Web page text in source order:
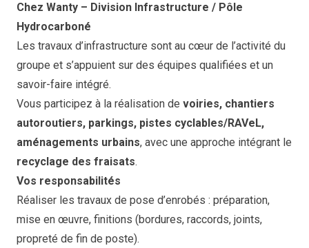
Chez Wanty – Division Infrastructure / Pôle
Hydrocarboné
Les travaux d’infrastructure sont au cœur de l’activité du
groupe et s’appuient sur des équipes qualifiées et un
savoir-faire intégré.
Vous participez à la réalisation de voiries, chantiers
autoroutiers, parkings, pistes cyclables/RAVeL,
aménagements urbains, avec une approche intégrant le
recyclage des fraisats.
Vos responsabilités
Réaliser les travaux de pose d’enrobés : préparation,
mise en œuvre, finitions (bordures, raccords, joints,
propreté de fin de poste).